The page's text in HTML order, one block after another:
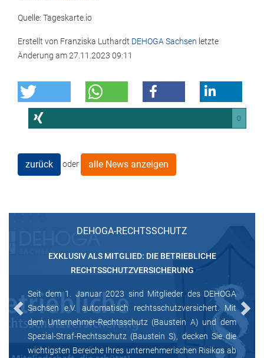
Quelle: Tageskarte.io
Erstellt von Franziska Luthardt DEHOGA Sachsen letzte
Änderung am27.11.2023 09:11
0
zurück oder alle News anzeigen
DEHOGA-RECHTSSCHUTZ
EXKLUSIV ALS MITGLIED: DIE BETRIEBLICHE
RECHTSSCHUTZVERSICHERUNG
Seit dem 1. Januar 2023 sind Mitglieder des DEHOGA
Sachsen e.V. automatisch rechtsschutzversichert. Mit
dem Unternehmer-Rechtsschutz (Baustein A) und dem
Spezial-Straf-Rechtsschutz (Baustein S), decken Sie die
wichtigsten Bereiche Ihres unternehmerischen Risikos ab
Previous Next